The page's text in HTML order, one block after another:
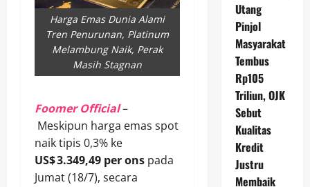
Harga Emas Dunia Alami
Tren Penurunan, Platinum
Melambung Naik, Perak
Masih Stagnan
Foomer Official–
Meskipun harga emas spot
naik tipis 0,3% ke
US$ 3.349,49 per ons pada
Jumat (18/7), secara
Utang
Pinjol
Masyarakat
Tembus
Rp105
Triliun, OJK
Sebut
Kualitas
Kredit
Justru
Membaik